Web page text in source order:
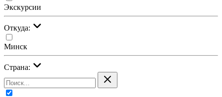
Экскурсии
Откуда:
Минск
Страна: